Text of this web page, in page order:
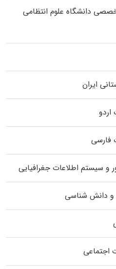
داﻧﺸﮕﺎه ﻋﻠﻮم انتظامی
ایران
فارسی
سیستم اطلاعات جغرافیایی
و دانش شناسی
اجتماعی